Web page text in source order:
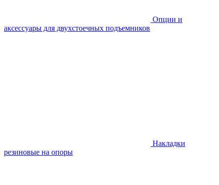
Опции и
аксессуары для двухстоечных подъемников
Накладки
резиновые на опоры